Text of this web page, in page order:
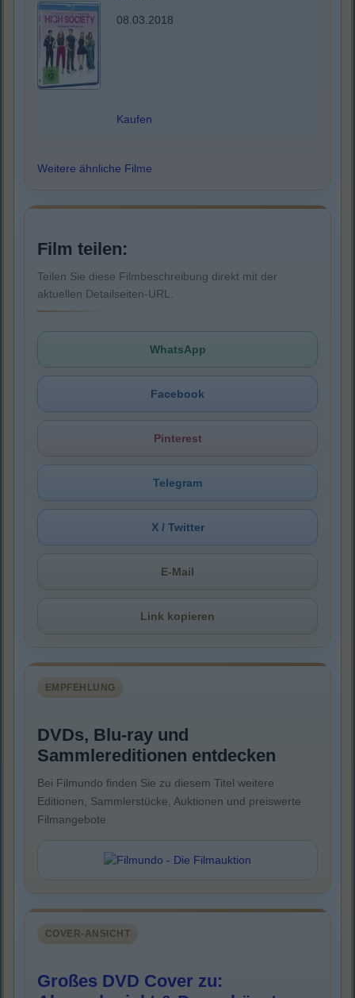
08.03.2018
Kaufen
Weitere ähnliche Filme
Film teilen:
Teilen Sie diese Filmbeschreibung direkt mit der
aktuellen Detailseiten-URL.
WhatsApp
Facebook
Pinterest
Telegram
X / Twitter
E-Mail
Link kopieren
EMPFEHLUNG
DVDs, Blu-ray und
Sammlereditionen entdecken
Bei Filmundo finden Sie zu diesem Titel weitere
Editionen, Sammlerstücke, Auktionen und preiswerte
Filmangebote.
COVER-ANSICHT
Großes DVD Cover zu: